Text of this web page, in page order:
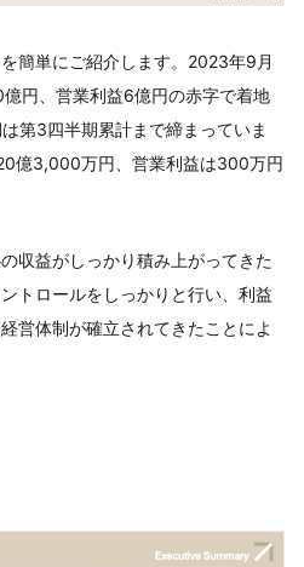
簡単にご紹介します。2023年9月
円、営業利益6億円の赤字で着地
第3四半期累計まで締まっていま
億3,000万円、営業利益は300万円
収益がしっかり積み上がってきた
トロールをしっかりと行い、利益
営体制が確立されてきたことによ